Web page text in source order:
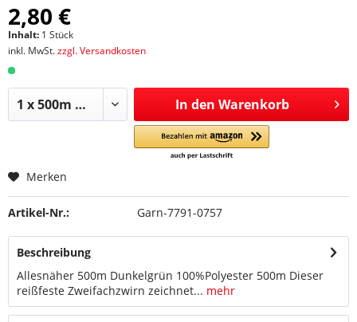
2,80 €
Inhalt: 1 Stück
inkl. MwSt.zzgl. Versandkosten
In den Warenkorb
Merken
Artikel-Nr.: Garn-7791-0757
Beschreibung
Allesnäher 500m Dunkelgrün 100%Polyester 500m Dieser
reißfeste Zweifachzwirn zeichnet... mehr